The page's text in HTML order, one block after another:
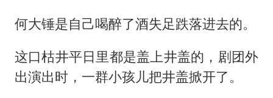
何大锤是自己喝醉了酒失足跌落进去的。
这口枯井平日里都是盖上井盖的，剧团外
出演出时，一群小孩儿把井盖掀开了。